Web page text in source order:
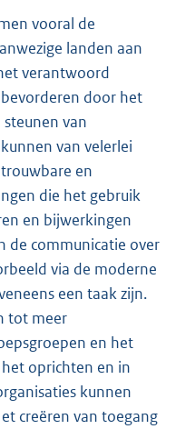
vooral de
landen aan
verantwoord
door het
van
van velerlei
en
die het gebruik
en bijwerkingen
de communicatie over
via de moderne
een taak zijn.
tot meer
en het
oprichten en in
kunnen
creëren van toegang